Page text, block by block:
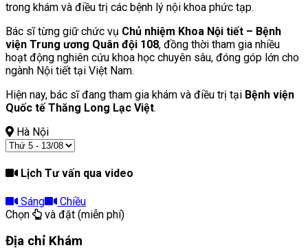
trong khám và điều trị các bệnh lý nội khoa phức tạp.
Bác sĩ từng giữ chức vụ Chủ nhiệm Khoa Nội tiết – Bệnh
viện Trung ương Quân đội 108, đồng thời tham gia nhiều
hoạt động nghiên cứu khoa học chuyên sâu, đóng góp lớn cho
ngành Nội tiết tại Việt Nam.
Hiện nay, bác sĩ đang tham gia khám và điều trị tại Bệnh viện
Quốc tế Thăng Long Lạc Việt.
Hà Nội
Lịch Tư vấn qua video
Sáng
Chiều
Chọn
và đặt (miễn phí)
Địa chỉ Khám